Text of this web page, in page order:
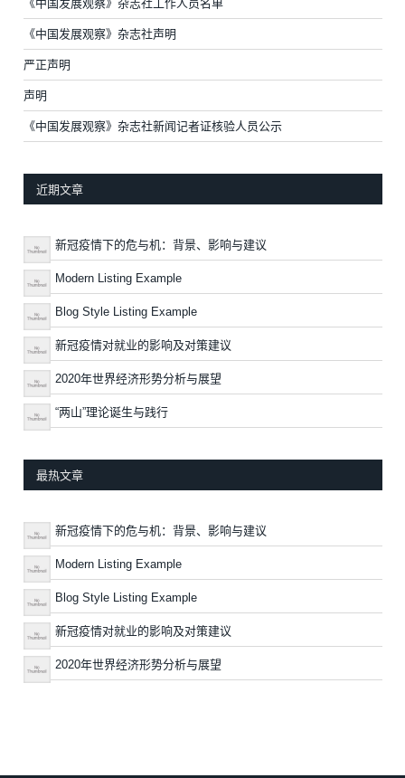
《中国发展观察》杂志社工作人员名单
《中国发展观察》杂志社声明
严正声明
声明
《中国发展观察》杂志社新闻记者证核验人员公示
近期文章
新冠疫情下的危与机：背景、影响与建议
Modern Listing Example
Blog Style Listing Example
新冠疫情对就业的影响及对策建议
2020年世界经济形势分析与展望
“两山”理论诞生与践行
最热文章
新冠疫情下的危与机：背景、影响与建议
Modern Listing Example
Blog Style Listing Example
新冠疫情对就业的影响及对策建议
2020年世界经济形势分析与展望